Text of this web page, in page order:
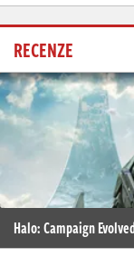
RECENZE
Halo: Campaign